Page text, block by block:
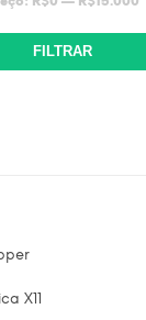
FILTRAR
X11